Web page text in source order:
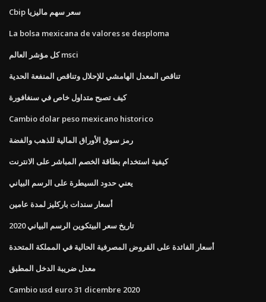
Cbip سعر سهم ماليزيا
La bolsa mexicana de valores se desploma
كل مؤشر العالم msci
تناقص المعدل الهامشي للإحلال وتناقص المنفعة الحدية
كيف تصبح متداول خاص في سنغافورة
Cambio dolar peso mexicano historico
رمز سوق الأوراق المالية للذهب والفضة
كيفية استخدام بطاقة الخصم المباشر على الانترنت
يعني حدود السيطرة على الرسم البياني
أسعار سندات باركليز لمدة عامين
تاريخ سعر البيتكوين الرسم البياني 2020
أسعار الفائدة على القروض المصرفية الحالية في المملكة المتحدة
معدل ضريبة الدخل المطبق
Cambio usd euro 31 dicembre 2020